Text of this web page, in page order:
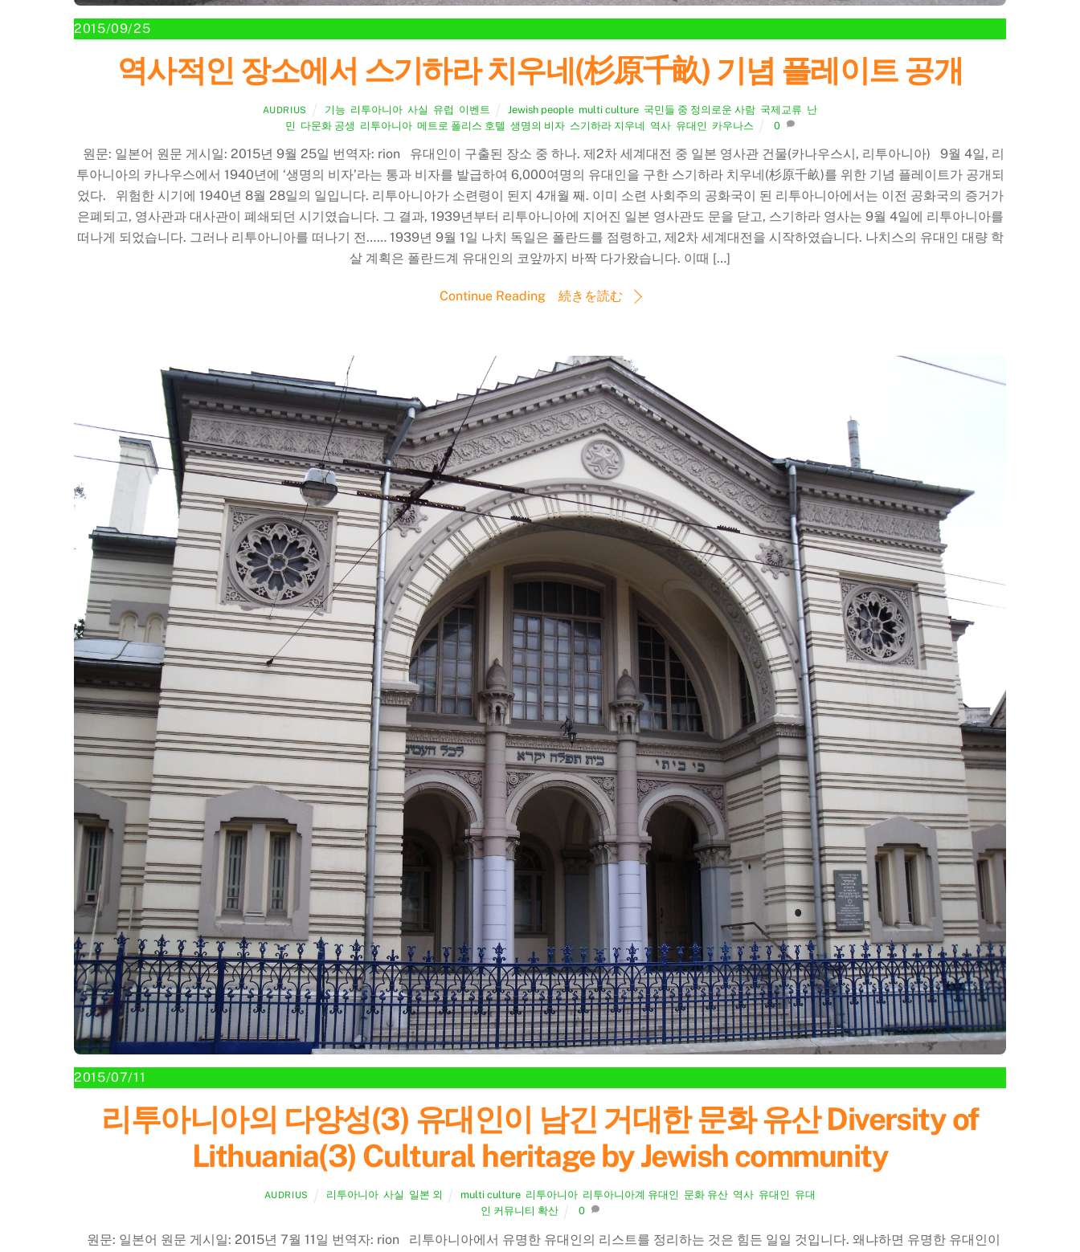
2015/09/25
역사적인 장소에서 스기하라 치우네(杉原千畝) 기념 플레이트 공개
AUDRIUS 기능 리투아니아 ,사실 유럽 이벤트 Jewish people multi culture 국민들 중 정의로운 사람 국제교류 난
민 다문화 공생 리투아니아, 메트로 폴리스 호텔 생명의 비자, 스기하라 지우네 역사, 유대인 카우나스 0
원문: 일본어 원문 게시일: 2015년 9월 25일 번역자: rion 유대인이 구출된 장소 중 하나. 제2차 세계대전 중 일본 영사관 건물(카나우스시, 리투아니아) 9월 4일, 리
투아니아의 카나우스에서 1940년에 ‘생명의 비자’라는 통과 비자를 발급하여 6,000여명의 유대인을 구한 스기하라 치우네(杉原千畝)를 위한 기념 플레이트가 공개되
었다. 위험한 시기에 1940년 8월 28일의 일입니다. 리투아니아가 소련령이 된지 4개월 째. 이미 소련 사회주의 공화국이 된 리투아니아에서는 이전 공화국의 증거가
은폐되고, 영사관과 대사관이 폐쇄되던 시기였습니다. 그 결과, 1939년부터 리투아니아에 지어진 일본 영사관도 문을 닫고, 스기하라 영사는 9월 4일에 리투아니아를
떠나게 되었습니다. 그러나 리투아니아를 떠나기 전…… 1939년 9월 1일 나치 독일은 폴란드를 점령하고, 제2차 세계대전을 시작하였습니다. 나치스의 유대인 대량 학
살 계획은 폴란드계 유대인의 코앞까지 바짝 다가왔습니다. 이때 […]
Continue Reading 続きを読む
2015/07/11
리투아니아의 다양성(3) 유대인이 남긴 거대한 문화 유산 Diversity of
Lithuania(3) Cultural heritage by Jewish community
AUDRIUS 리투아니아 ,사실 일본 외 multi culture 리투아니아 리투아니아계 유대인 문화 유산 역사 유대인 유대
인 커뮤니티 확산
0
원문: 일본어 원문 게시일: 2015년 7월 11일 번역자: rion 리투아니아에서 유명한 유대인의 리스트를 정리하는 것은 힘든 일일 것입니다. 왜냐하면 유명한 유대인이